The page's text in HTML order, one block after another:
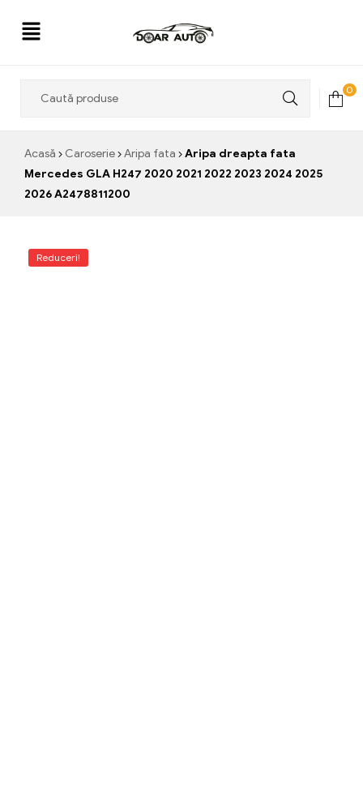
0
Acasă Caroserie Aripa fata
Aripa dreapta fata
Mercedes GLA H247 2020 2021 2022 2023 2024 2025
2026 A2478811200
Reduceri!